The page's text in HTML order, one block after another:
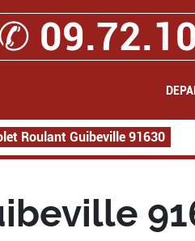
✆
Roulant Guibeville 91630